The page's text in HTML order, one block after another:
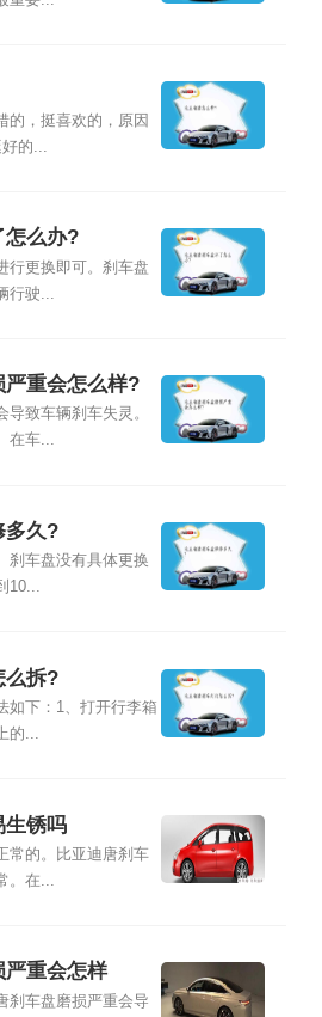
的，挺喜欢的，原因
的...
怎么办?
行更换即可。刹车盘
行驶...
严重会怎么样?
导致车辆刹车失灵。
在车...
多久?
刹车盘没有具体更换
10...
么拆?
如下：1、打开行李箱
的...
生锈吗
常的。比亚迪唐刹车
。在...
严重会怎样
刹车盘磨损严重会导